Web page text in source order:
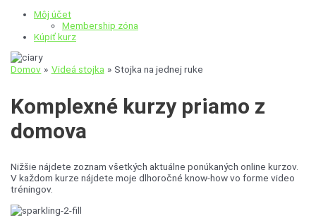
Môj účet
Membership zóna
Kúpiť kurz
Domov Videá stojka Stojka na jednej ruke
Komplexné kurzy priamo z
domova
Nižšie nájdete zoznam všetkých aktuálne ponúkaných online kurzov.
V každom kurze nájdete moje dlhoročné know-how vo forme video
tréningov.